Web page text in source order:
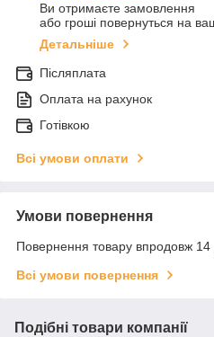
Ви отримаєте замовлення
або гроші повернуться на
Детальніше
Післяплата
Оплата на рахунок
Готівкою
Всі умови оплати
Умови повернення
Повернення товару впродовж 14
Всі умови повернення
Подібні товари компанії